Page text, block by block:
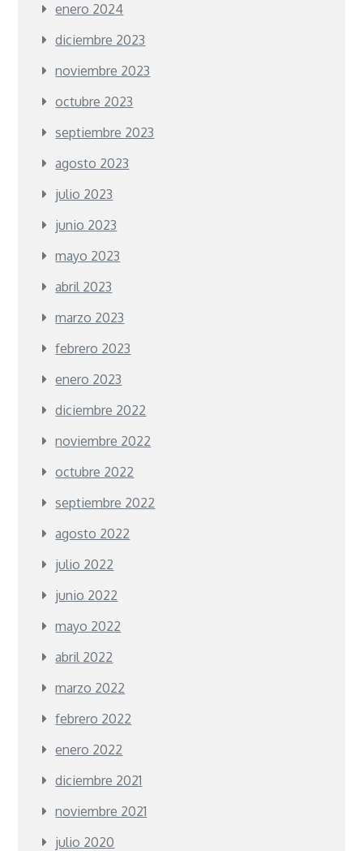
enero 2024
diciembre 2023
noviembre 2023
octubre 2023
septiembre 2023
agosto 2023
julio 2023
junio 2023
mayo 2023
abril 2023
marzo 2023
febrero 2023
enero 2023
diciembre 2022
noviembre 2022
octubre 2022
septiembre 2022
agosto 2022
julio 2022
junio 2022
mayo 2022
abril 2022
marzo 2022
febrero 2022
enero 2022
diciembre 2021
noviembre 2021
julio 2020